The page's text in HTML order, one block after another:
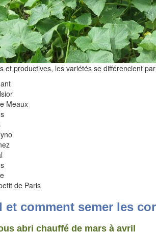
et productives, les variétés se différencient
Meaux
de Paris
et comment semer les
abri chauffé de mars à avril